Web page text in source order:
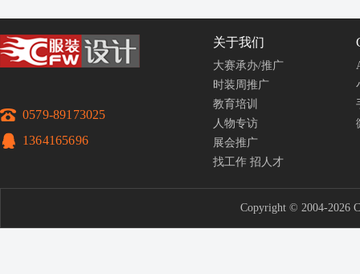
0579-89173025
1364165696
关于我们
大赛承办/推广
时装周推广
教育培训
人物专访
展会推广
找工作 招人才
Copyright © 2004-2026